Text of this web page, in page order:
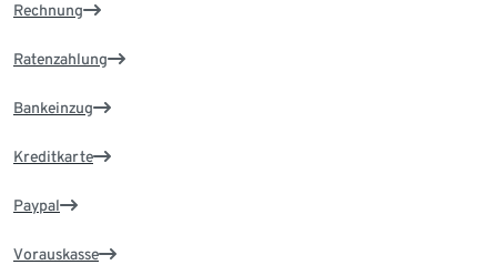
Rechnung
Ratenzahlung
Bankeinzug
Kreditkarte
Paypal
Vorauskasse